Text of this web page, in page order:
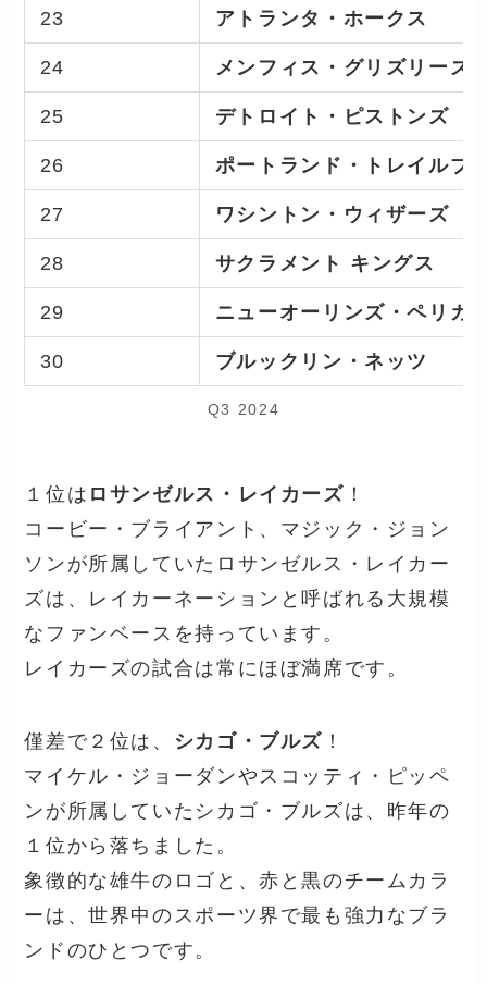
23 アトランタ・ホークス
24 メンフィス・グリズリーズ
25 デトロイト・ピストンズ
26 ポートランド・トレイルブ
27 ワシントン・ウィザーズ
28 サクラメント キングス
29 ニューオーリンズ・ペリカ
30 ブルックリン・ネッツ
Q3 2024
１位は ロサンゼルス・レイカーズ ！
コービー・ブライアント、マジック・ジョン
ソンが所属していたロサンゼルス・レイカー
ズは、レイカーネーションと呼ばれる大規模
なファンベースを持っています。
レイカーズの試合は常にほぼ満席です。
僅差で２位は、 シカゴ・ブルズ ！
マイケル・ジョーダンやスコッティ・ピッペ
ンが所属していたシカゴ・ブルズは、昨年の
１位から落ちました。
象徴的な雄牛のロゴと、赤と黒のチームカラ
ーは、世界中のスポーツ界で最も強力なブラ
ンドのひとつです。